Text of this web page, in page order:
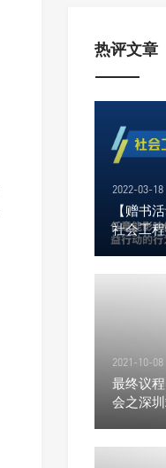
热评文章
2022-03-18
【赠书
社会工
2021-10-08
最终议
会之深